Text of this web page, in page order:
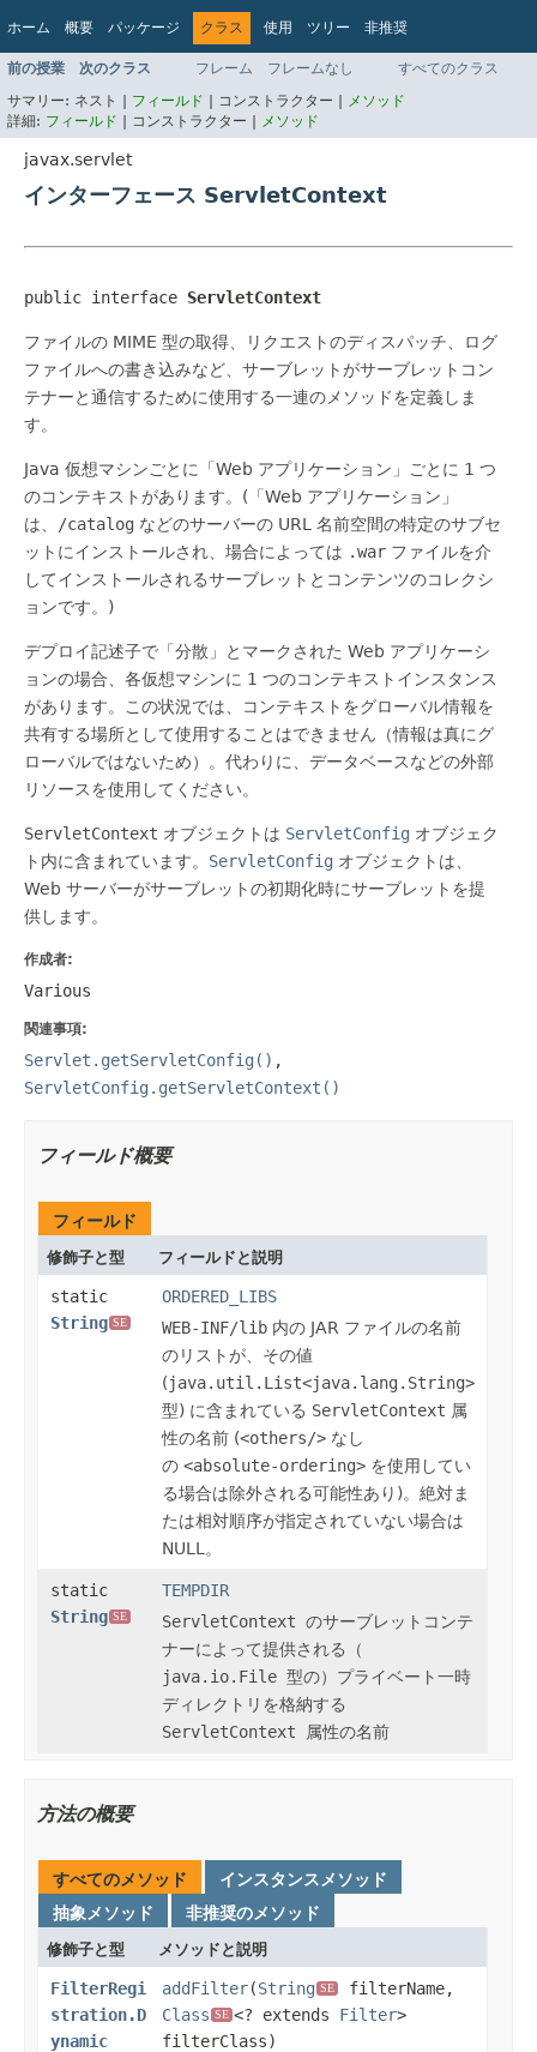
ホーム 概要 パッケージ クラス 使用 ツリー
非推奨
インデックス
ヘルプ
Jakarta EE 8 仕様 API
前の授業 次のクラス フレーム フレームなし
すべてのクラス
サマリー: ネスト | フィールド | コンストラクター | メソッド
詳細: フィールド | コンストラクター | メソッド
javax.servlet
インターフェース ServletContext
public interface ServletContext
ファイルの MIME 型の取得、リクエストのディスパッチ、ログ
ファイルへの書き込みなど、サーブレットがサーブレットコン
テナーと通信するために使用する一連のメソッドを定義しま
す。
Java 仮想マシンごとに「Web アプリケーション」ごとに 1 つ
のコンテキストがあります。(「Web アプリケーション」
は、
/catalog などのサーバーの URL 名前空間の特定のサブセ
ットにインストールされ、場合によっては .war ファイルを介
してインストールされるサーブレットとコンテンツのコレクシ
ョンです。)
デプロイ記述子で「分散」とマークされた Web アプリケーシ
ョンの場合、各仮想マシンに 1 つのコンテキストインスタンス
があります。この状況では、コンテキストをグローバル情報を
共有する場所として使用することはできません（情報は真にグ
ローバルではないため）。代わりに、データベースなどの外部
リソースを使用してください。
ServletContext オブジェクトは ServletConfig オブジェク
ト内に含まれています。 ServletConfig オブジェクトは、
Web サーバーがサーブレットの初期化時にサーブレットを提
供します。
作成者:
Various
関連事項:
Servlet.getServletConfig() ,
ServletConfig.getServletContext()
フィールド概要
フィールド
修飾子と型 フィールドと説明
static
String SE
ORDERED_LIBS
WEB-INF/lib 内の JAR ファイルの名前
のリストが、その値
(java.util.List<java.lang.String>
型) に含まれている ServletContext 属
性の名前 (<others/> なし
の <absolute-ordering> を使用してい
る場合は除外される可能性あり)。絶対ま
たは相対順序が指定されていない場合は
NULL。
static
String SE
TEMPDIR
ServletContext のサーブレットコンテ
ナーによって提供される（
java.io.File 型の）プライベート一時
ディレクトリを格納する
ServletContext
属性の名前
方法の概要
すべてのメソッド
インスタンスメソッド
抽象メソッド
非推奨のメソッド
修飾子と型 メソッドと説明
FilterRegi
stration.D
ynamic
addFilter(String SE
filterName,
Class SE <? extends Filter>
filterClass)